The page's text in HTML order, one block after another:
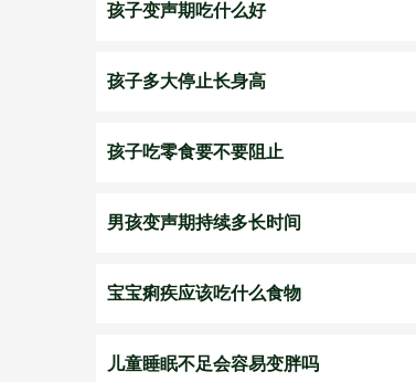
孩子变声期吃什么好
孩子多大停止长身高
孩子吃零食要不要阻止
男孩变声期持续多长时间
宝宝痢疾应该吃什么食物
儿童睡眠不足会容易变胖吗